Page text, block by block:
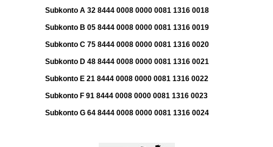
Subkonto A 32 8444 0008 0000 0081 1316 0018
Subkonto B 05 8444 0008 0000 0081 1316 0019
Subkonto C 75 8444 0008 0000 0081 1316 0020
Subkonto D 48 8444 0008 0000 0081 1316 0021
Subkonto E 21 8444 0008 0000 0081 1316 0022
Subkonto F 91 8444 0008 0000 0081 1316 0023
Subkonto G 64 8444 0008 0000 0081 1316 0024